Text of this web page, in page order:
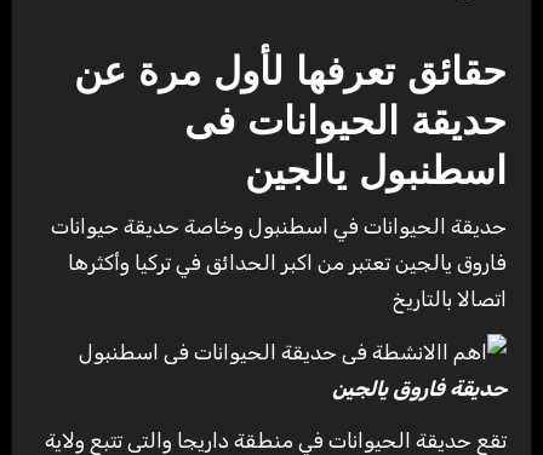
حقائق تعرفها لأول مرة عن
حديقة الحيوانات فى
اسطنبول يالجين
حديقة الحيوانات في اسطنبول وخاصة حديقة حيوانات
فاروق يالجين تعتبر من اكبر الحدائق في تركيا وأكثرها
اتصالا بالتاريخ
حديقة فاروق يالجين
تقع حديقة الحيوانات في منطقة داريجا والتى تتبع ولاية